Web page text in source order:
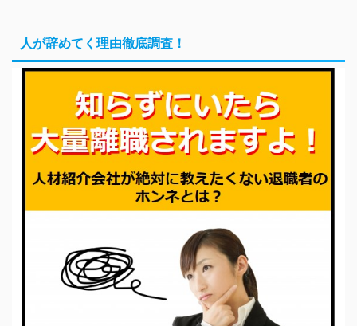
人が辞めてく理由徹底調査！